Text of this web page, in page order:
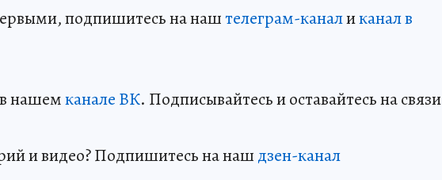
подпишитесь на наштелеграм-каналиканал в
нашемканале ВК. Подписывайтесь и оставайтесь на связи
и видео? Подпишитесь на наш дзен-канал